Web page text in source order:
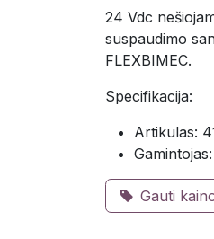
24 Vdc
suspaudimo
FLEXBIMEC.
Specifikacija:
Artikulas:
Gauti